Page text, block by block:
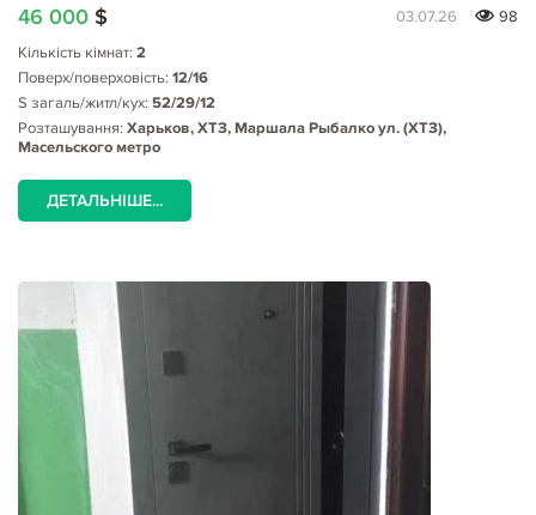
46 000 $ 03.07.26
98
Кількість кімнат: 2
Поверх/поверховість: 12/16
S загаль/житл/кух: 52/29/12
Розташування: Харьков, ХТЗ, Маршала Рыбалко ул. (ХТЗ),
Масельского метро
ДЕТАЛЬНІШЕ...